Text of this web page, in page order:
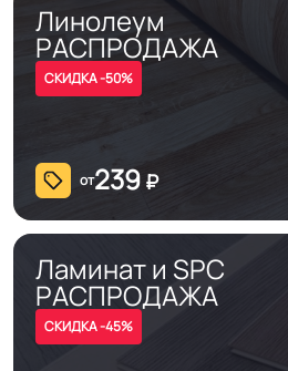
Линолеум
РАСПРОДАЖА
СКИДКА -50%
от239 ₽
Ламинат и SPC
РАСПРОДАЖА
СКИДКА -45%